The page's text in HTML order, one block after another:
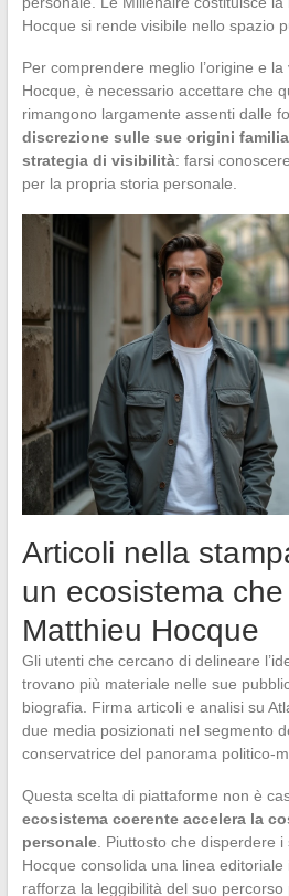
Hocque si rende visibile nello spazio
Per comprendere meglio l’origine e
Hocque, è necessario accettare che
rimangono largamente assenti dalle
discrezione sulle sue origini
strategia di visibilità: farsi
per la propria storia personale.
Articoli nella
un ecosistema
Matthieu Hocque
Gli utenti che cercano di delineare
trovano più materiale nelle sue
biografia. Firma articoli e analisi su
due media posizionati nel segmento
conservatrice del panorama politico-
Questa scelta di piattaforme non è
ecosistema coerente accelera la
personale. Piuttosto che disperdere
Hocque consolida una linea editoriale
rafforza la leggibilità del suo